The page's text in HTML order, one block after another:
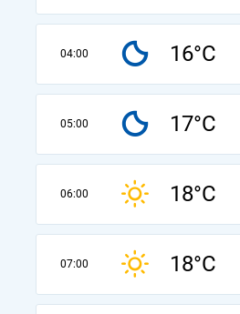
04:00 16°C
05:00 17°C
06:00 18°C
07:00 18°C